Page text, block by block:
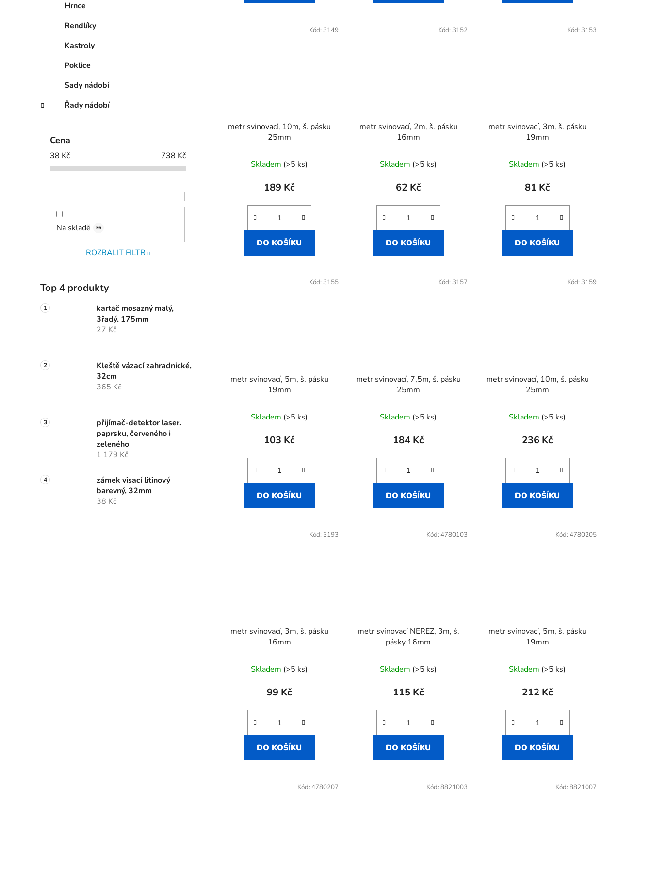
Hrnce
Rendlíky
Kastroly
Poklice
Sady nádobí
Řady nádobí
Cena
38 Kč 738 Kč
Na skladě 36
ROZBALIT FILTR
Top 4 produkty
kartáč mosazný malý,
3řadý, 175mm
27 Kč
Kleště vázací zahradnické,
32cm
365 Kč
přijímač-detektor laser.
paprsku, červeného i
zeleného
1 179 Kč
zámek visací litinový
barevný, 32mm
38 Kč
metr svinovací, 10m, š. pásku
25mm
Skladem (>5 ks)
189 Kč
DO KOŠÍKU
Kód: 3149
metr svinovací, 2m, š. pásku
16mm
Skladem (>5 ks)
62 Kč
DO KOŠÍKU
Kód: 3152
metr svinovací, 3m, š. pásku
19mm
Skladem (>5 ks)
81 Kč
DO KOŠÍKU
Kód: 3153
metr svinovací, 5m, š. pásku
19mm
Skladem (>5 ks)
103 Kč
DO KOŠÍKU
Kód: 3155
metr svinovací, 7,5m, š. pásku
25mm
Skladem (>5 ks)
184 Kč
DO KOŠÍKU
Kód: 3157
metr svinovací, 10m, š. pásku
25mm
Skladem (>5 ks)
236 Kč
DO KOŠÍKU
Kód: 3159
metr svinovací, 3m, š. pásku
16mm
Skladem (>5 ks)
99 Kč
DO KOŠÍKU
Kód: 3193
metr svinovací NEREZ, 3m, š.
pásky 16mm
Skladem (>5 ks)
115 Kč
DO KOŠÍKU
Kód: 4780103
metr svinovací, 5m, š. pásku
19mm
Skladem (>5 ks)
212 Kč
DO KOŠÍKU
Kód: 4780205
Kód: 4780207 Kód: 8821003 Kód: 8821007